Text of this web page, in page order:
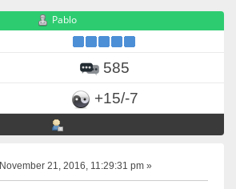
Pablo
585
+15/-7
November 21, 2016, 11:29:31 pm »